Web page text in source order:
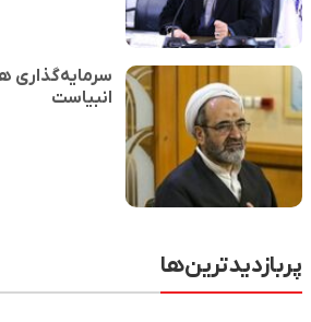
انبیاست
پربازدیدترین‌ها